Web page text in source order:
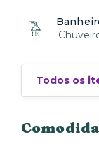
Todos os